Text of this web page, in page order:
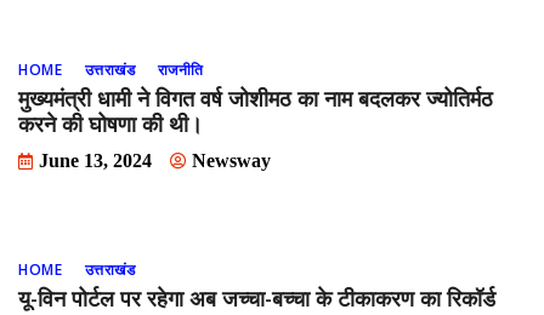
HOME उत्तराखंड राजनीति
मुख्यमंत्री धामी ने विगत वर्ष जोशीमठ का नाम बदलकर ज्योतिर्मठ
करने की घोषणा की थी।
June 13, 2024 Newsway
HOME उत्तराखंड
यू-विन पोर्टल पर रहेगा अब जच्चा-बच्चा के टीकाकरण का रिकॉर्ड